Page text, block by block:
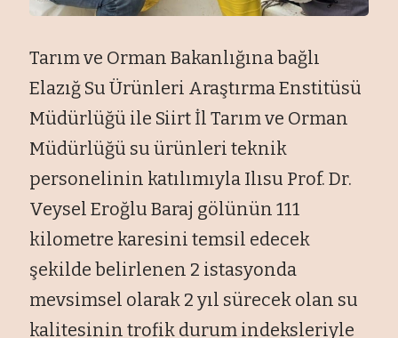
Tarım ve Orman Bakanlığına bağlı
Elazığ Su Ürünleri Araştırma Enstitüsü
Müdürlüğü ile Siirt İl Tarım ve Orman
Müdürlüğü su ürünleri teknik
personelinin katılımıyla Ilısu Prof. Dr.
Veysel Eroğlu Baraj gölünün 111
kilometre karesini temsil edecek
şekilde belirlenen 2 istasyonda
mevsimsel olarak 2 yıl sürecek olan su
kalitesinin trofik durum indeksleriyle